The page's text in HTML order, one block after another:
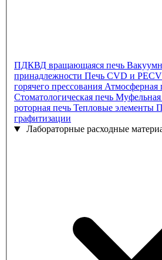
ПДКВД вращающаяся печь
принадлежности Печь CVD и
горячего прессования Атмосферная
Стоматологическая печь Муфельная
роторная печь Тепловые элементы
графитизации
Лабораторные расходные